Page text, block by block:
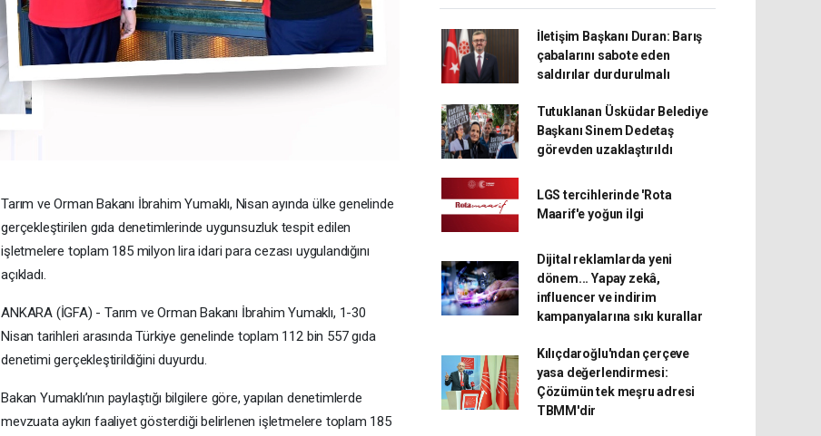
Tarım ve Orman Bakanı İbrahim Yumaklı, Nisan ayında ülke genelinde
gerçekleştirilen gıda denetimlerinde uygunsuzluk tespit edilen
işletmelere toplam 185 milyon lira idari para cezası uygulandığını
açıkladı.
ANKARA (İGFA) - Tarım ve Orman Bakanı İbrahim Yumaklı, 1-30
Nisan tarihleri arasında Türkiye genelinde toplam 112 bin 557 gıda
denetimi gerçekleştirildiğini duyurdu.
Bakan Yumaklı’nın paylaştığı bilgilere göre, yapılan denetimlerde
mevzuata aykırı faaliyet gösterdiği belirlenen işletmelere toplam 185
İletişim Başkanı Duran: Barış
çabalarını sabote eden
saldırılar durdurulmalı
Tutuklanan Üsküdar Belediye
Başkanı Sinem Dedetaş
görevden uzaklaştırıldı
LGS tercihlerinde 'Rota
Maarif'e yoğun ilgi
Dijital reklamlarda yeni
dönem... Yapay zekâ,
influencer ve indirim
kampanyalarına sıkı kurallar
Kılıçdaroğlu'ndan çerçeve
yasa değerlendirmesi:
Çözümün tek meşru adresi
TBMM'dir